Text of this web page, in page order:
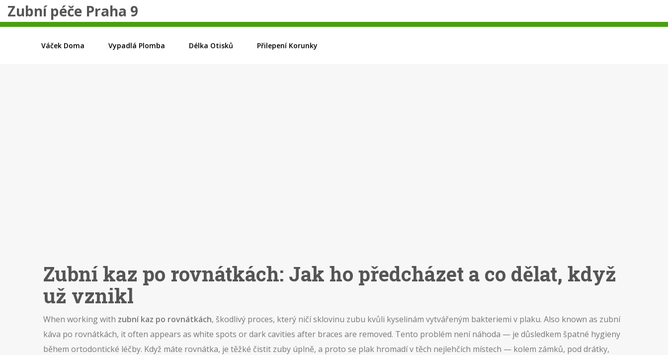
Zubní péče Praha 9
Váček Doma Vypadlá Plomba Délka Otisků Přilepení Korunky
Zubní kaz po rovnátkách: Jak ho předcházet a co dělat, když
už vznikl
When working with zubní kaz po rovnátkách, škodlivý proces, který ničí sklovinu zubu kvůli kyselinám vytvářeným bakteriemi v plaku. Also known as zubní
káva po rovnátkách, it often appears as white spots or dark cavities after braces are removed. Tento problém není náhoda — je důsledkem špatné hygieny
během ortodontické léčby. Když máte rovnátka, je těžké čistit zuby úplně, a proto se plak hromadí v těch nejlehčích místech — kolem zámků, pod drátky,